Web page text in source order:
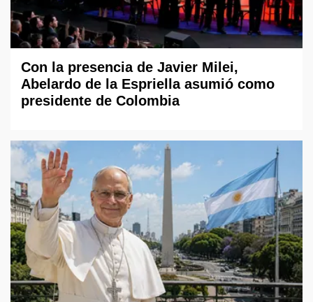
Con la presencia de Javier Milei,
Abelardo de la Espriella asumió como
presidente de Colombia